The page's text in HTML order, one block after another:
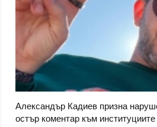
Александър Кадиев призна
остър коментар към